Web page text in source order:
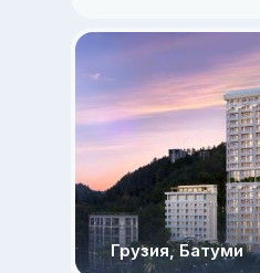
Грузия, Батуми